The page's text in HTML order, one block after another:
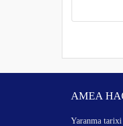
AMEA
Yaranma tarixi